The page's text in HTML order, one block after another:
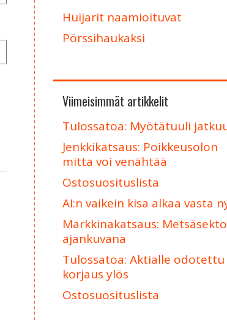
Huijarit naamioituvat
Pörssihaukaksi
Viimeisimmät artikkelit
Tulossatoa: Myötätuuli
Jenkkikatsaus: Poikkeusolon
mitta voi venähtää
Ostosuosituslista
AI:n vaikein kisa alkaa vasta
Markkinakatsaus:
ajankuvana
Tulossatoa: Aktialle odotettu
korjaus ylös
Ostosuosituslista